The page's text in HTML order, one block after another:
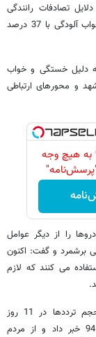
تصادفات رانندگی
برشمرد و گفت: عدم توجه به جلو به دلیل خستگی و خواب آلودگی با 37 درصد
دلیل خستگی و خواب
و محورهای ارتباطی
به هیچ وجه
را از دیگر عوامل
برشمرد و گفت: اکنون
استفاده می کنند که لازم
رییس پلیس راهور همچنین از افزایش پنج درصدی حجم ترددها در 11 روز
شهریور امسال در مقایسه با دو ماه گذشته تابستان 94 خبر داد و از مردم